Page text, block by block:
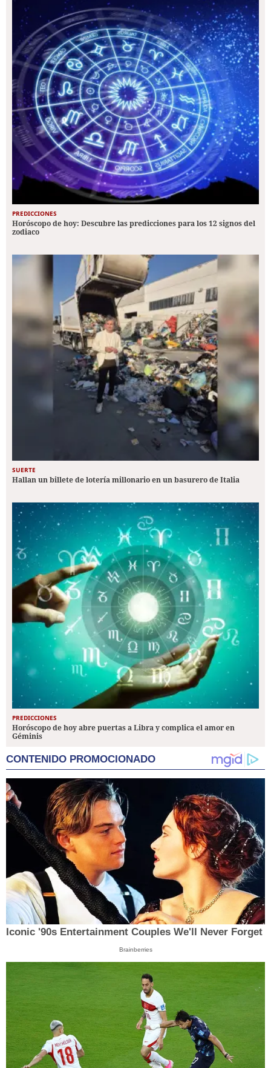
PREDICCIONES
Horóscopo de hoy: Descubre las predicciones para los 12 signos del
zodiaco
SUERTE
Hallan un billete de lotería millonario en un basurero de Italia
PREDICCIONES
Horóscopo de hoy abre puertas a Libra y complica el amor en
Géminis
CONTENIDO PROMOCIONADO
Iconic '90s Entertainment Couples We'll Never Forget
Brainberries